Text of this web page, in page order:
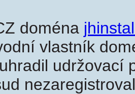
doména
vlastník
udržovací